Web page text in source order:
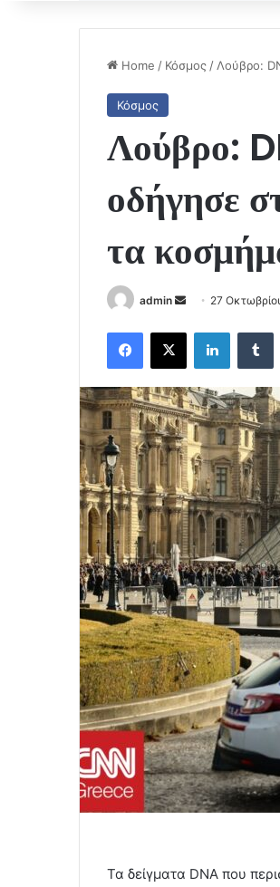
Home / Κόσμος / Λούβρο:
Κόσμος
Λούβρο:
οδήγησε
τα
admin
Send
email
27
Facebook
X LinkedIn
Τα δείγματα DNA που